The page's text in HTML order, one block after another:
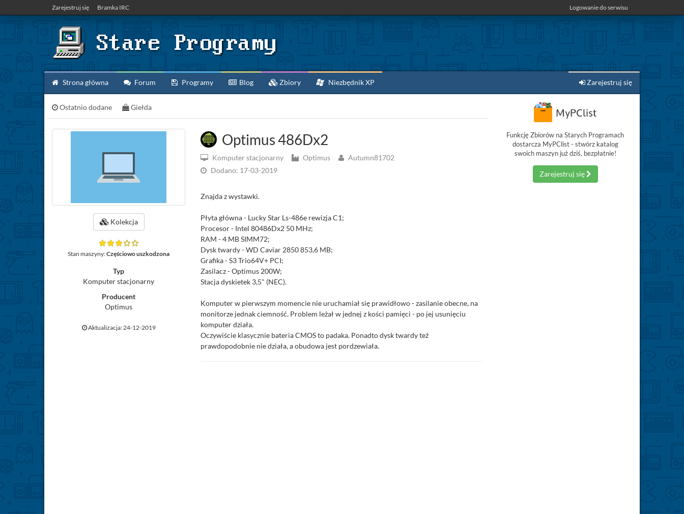
Zarejestruj się Bramka IRC Logowanie do serwisu
Strona główna Forum Programy Blog Zbiory Niezbędnik XP Zarejestruj się
Ostatnio dodane Giełda
Kolekcja
Stan maszyny:Częściowo uszkodzona
Typ
Komputer stacjonarny
Producent
Optimus
Aktualizacja: 24-12-2019
Optimus 486Dx2
Komputer stacjonarny Optimus
Autumn81702
Dodano: 17-03-2019
Znajda z wystawki.
Płyta główna - Lucky Star Ls-486e rewizja C1;
Procesor - Intel 80486Dx2 50 MHz;
RAM - 4 MB SIMM72;
Dysk twardy - WD Caviar 2850 853,6 MB;
Grafika - S3 Trio64V+ PCI;
Zasilacz - Optimus 200W;
Stacja dyskietek 3,5" (NEC).
Komputer w pierwszym momencie nie uruchamiał się prawidłowo - zasilanie obecne, na
monitorze jednak ciemność. Problem leżał w jednej z kości pamięci - po jej usunięciu
komputer działa.
Oczywiście klasycznie bateria CMOS to padaka. Ponadto dysk twardy też
prawdopodobnie nie działa, a obudowa jest pordzewiała.
Funkcję Zbiorów na Starych Programach
dostarcza MyPClist - stwórz katalog
swoich maszyn już dziś, bezpłatnie!
Zarejestruj się